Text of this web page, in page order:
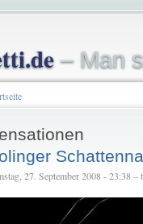
– Man
27. September 2008 - 23:38 –